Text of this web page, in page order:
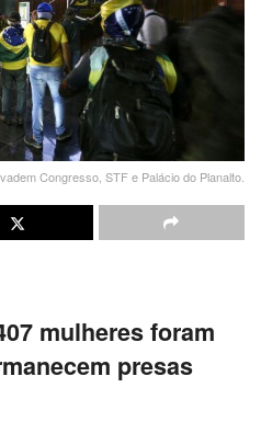
Congresso, STF e Palácio do Planalto.
mulheres foram
presas